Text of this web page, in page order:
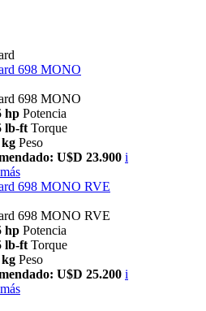
698 MONO
698 MONO
hp Potencia
lb-ft Torque
kg Peso
U$D 23.900 i
698 MONO RVE
698 MONO RVE
hp Potencia
lb-ft Torque
kg Peso
U$D 25.200 i